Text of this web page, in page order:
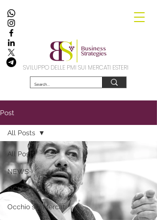
SVILUPPO DELLE PMI SUI MERCATI ESTERI
Post
All Posts
NEWS
OCM Vino
Occhio sui Mercati
All Posts